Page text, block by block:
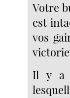
Votre
est
vos
Il y a